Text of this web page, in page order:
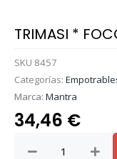
TRIMASI *
SKU 8457
Categorías:
Marca: Mantra
34,46 €